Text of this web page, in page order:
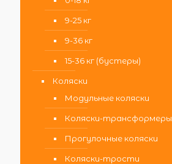
9-25 кг
9-36 кг
15-36 кг (бустеры)
Коляски
Модульные коляски
Коляски-трансформеры
Прогулочные коляски
Коляски-трости